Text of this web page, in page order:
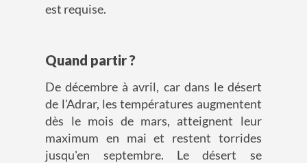
est requise.
Quand partir ?
De décembre à avril, car dans le désert
de l'Adrar, les températures augmentent
dès le mois de mars, atteignent leur
maximum en mai et restent torrides
jusqu'en septembre. Le désert se